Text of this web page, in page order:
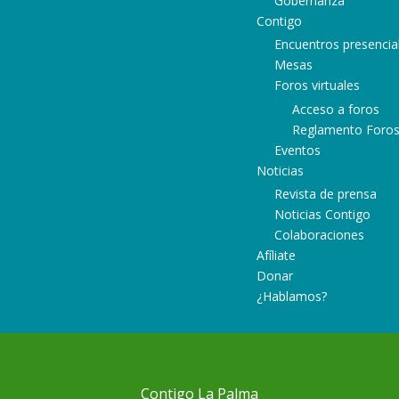
Contigo
Encuentros
Mesas
Foros virtuales
Acceso a foros
Reglamento Foros
Eventos
Noticias
Revista de prensa
Noticias Contigo
Colaboraciones
Afíliate
Donar
¿Hablamos?
Contigo La Palma